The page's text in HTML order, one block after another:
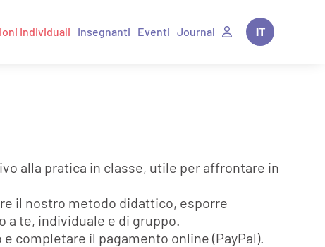
IT
Journal
Eventi
Insegnanti
Individuali
alla pratica in classe, utile per affrontare in
il nostro metodo didattico, esporre
a te, individuale e di gruppo.
completare il pagamento online (PayPal).